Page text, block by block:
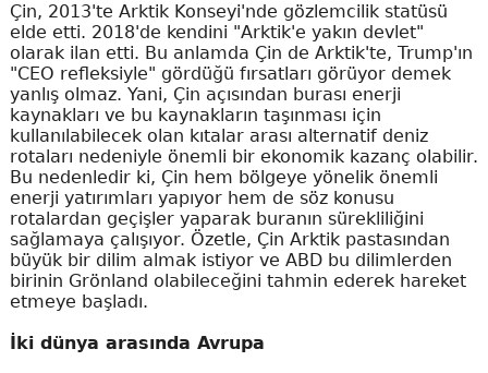
Çin, 2013'te Arktik Konseyi'nde gözlemcilik statüsü
elde etti. 2018'de kendini "Arktik'e yakın devlet"
olarak ilan etti. Bu anlamda Çin de Arktik'te, Trump'ın
"CEO refleksiyle" gördüğü fırsatları görüyor demek
yanlış olmaz. Yani, Çin açısından burası enerji
kaynakları ve bu kaynakların taşınması için
kullanılabilecek olan kıtalar arası alternatif deniz
rotaları nedeniyle önemli bir ekonomik kazanç olabilir.
Bu nedenledir ki, Çin hem bölgeye yönelik önemli
enerji yatırımları yapıyor hem de söz konusu
rotalardan geçişler yaparak buranın sürekliliğini
sağlamaya çalışıyor. Özetle, Çin Arktik pastasından
büyük bir dilim almak istiyor ve ABD bu dilimlerden
birinin Grönland olabileceğini tahmin ederek hareket
etmeye başladı.
İki dünya arasında Avrupa